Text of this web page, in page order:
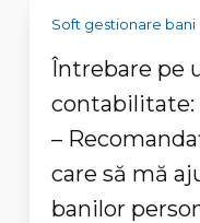
Soft gestionare bani
Întrebare pe
contabilitate:
–
care să mă
banilor